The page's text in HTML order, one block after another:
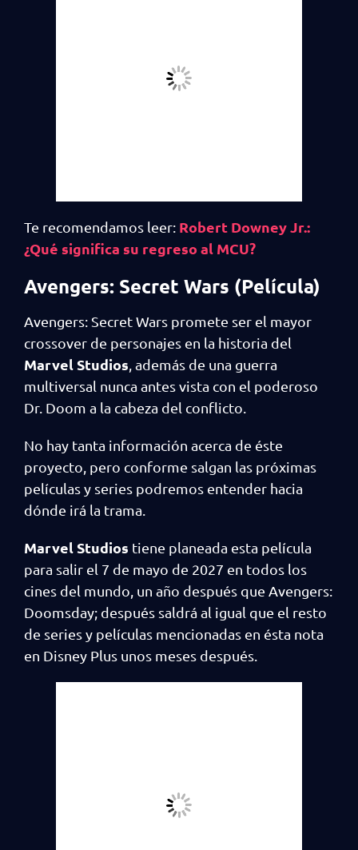
Te recomendamos leer: Robert Downey Jr.:
¿Qué significa su regreso al MCU?
Avengers: Secret Wars (Película)
Avengers: Secret Wars promete ser el mayor
crossover de personajes en la historia del
Marvel Studios, además de una guerra
multiversal nunca antes vista con el poderoso
Dr. Doom a la cabeza del conflicto.
No hay tanta información acerca de éste
proyecto, pero conforme salgan las próximas
películas y series podremos entender hacia
dónde irá la trama.
Marvel Studios tiene planeada esta película
para salir el 7 de mayo de 2027 en todos los
cines del mundo, un año después que Avengers:
Doomsday; después saldrá al igual que el resto
de series y películas mencionadas en ésta nota
en Disney Plus unos meses después.